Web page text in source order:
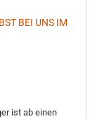
BEI UNS IM
ist ab einen